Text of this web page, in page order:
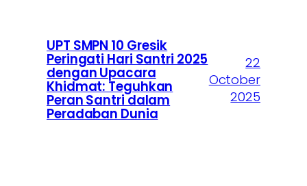
UPT SMPN 10 Gresik
Peringati Hari Santri 2025
dengan Upacara
Khidmat: Teguhkan
Peran Santri dalam
Peradaban Dunia
22
October
2025